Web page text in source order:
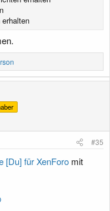
#35
[Du] für XenForo mit